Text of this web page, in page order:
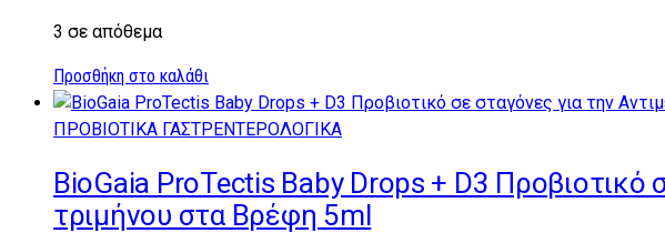
3 σε απόθεμα
Προσθήκη στο καλάθι
ΠΡΟΒΙΟΤΙΚΑ ΓΑΣΤΡΕΝΤΕΡΟΛΟΓΙΚΑ
BioGaia ProTectis Baby Drops + D3
τριμήνου στα Βρέφη 5ml